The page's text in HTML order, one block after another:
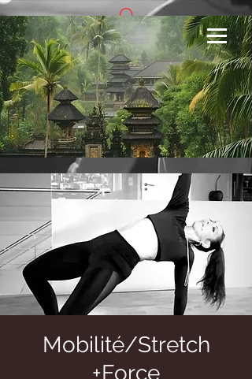
Se connecter
Mobilité/Stretch
+Force